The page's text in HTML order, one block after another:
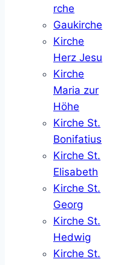
rche
Gaukirche
Kirche
Herz Jesu
Kirche
Maria zur
Höhe
Kirche St.
Bonifatius
Kirche St.
Elisabeth
Kirche St.
Georg
Kirche St.
Hedwig
Kirche St.